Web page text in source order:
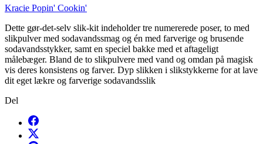
Kracie Popin' Cookin'
Dette gør-det-selv slik-kit indeholder tre numererede poser, to med
slikpulver med sodavandssmag og én med farverige og brusende
sodavandsstykker, samt en speciel bakke med et aftageligt
målebæger. Bland de to slikpulvere med vand og omdan på magisk
vis deres konsistens og farver. Dyp slikken i slikstykkerne for at lave
dit eget lækre og farverige sodavandsslik
Del